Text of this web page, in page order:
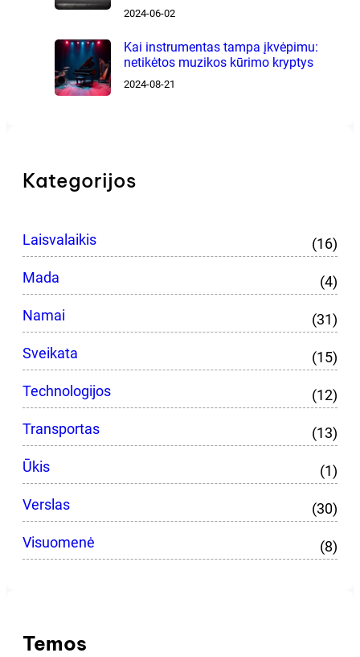
2024-06-02
Kai instrumentas tampa įkvėpimu:
netikėtos muzikos kūrimo kryptys
2024-08-21
Kategorijos
Laisvalaikis
(16)
Mada
(4)
Namai
(31)
Sveikata
(15)
Technologijos
(12)
Transportas
(13)
Ūkis
(1)
Verslas
(30)
Visuomenė
(8)
Temos